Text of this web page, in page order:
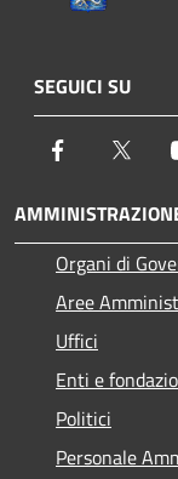
SEGUICI SU
Facebook
Organi di
Aree
Uffici
Enti e
Politici
Personale